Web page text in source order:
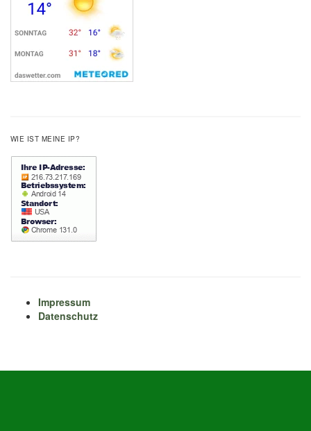
WIE IST MEINE IP?
Impressum
Datenschutz